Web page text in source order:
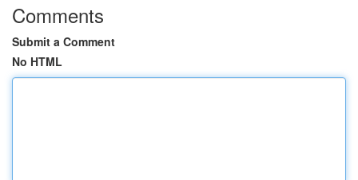
Comments
Submit a Comment
No HTML